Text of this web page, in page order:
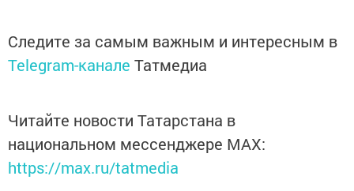
Следите за самым важным и интересным в
Telegram-канале Татмедиа
Читайте новости Татарстана в
национальном мессенджере MАХ:
https://max.ru/tatmedia